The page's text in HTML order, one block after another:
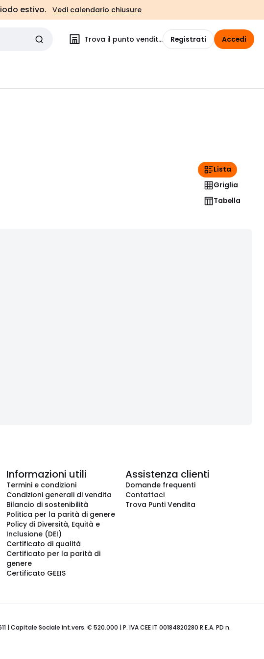
estivo. Vedi calendario chiusure
Trova il punto vendita Registrati Accedi
Lista
Griglia
Tabella
Informazioni utili
Termini e condizioni
Condizioni generali di vendita
Bilancio di sostenibilità
Politica per la parità di genere
Policy di Diversità, Equità e
Inclusione (DEI)
Certificato di qualità
Certificato per la parità di
genere
Certificato GEEIS
Assistenza clienti
Domande frequenti
Contattaci
Trova Punti Vendita
Capitale Sociale int.vers. € 520.000 | P. IVA CEE IT 00184820280 R.E.A. PD n.